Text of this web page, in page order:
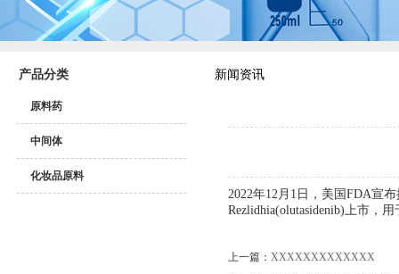
产品分类
原料药
中间体
化妆品原料
新闻资讯
2022年12月1日，美国FDA宣
Rezlidhia(olutasidenib)上市，
上一篇： XXXXXXXXXXXXX